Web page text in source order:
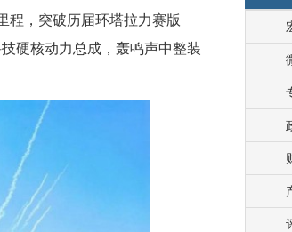
程，突破历届环塔拉力赛版
硬核动力总成，轰鸣声中整装